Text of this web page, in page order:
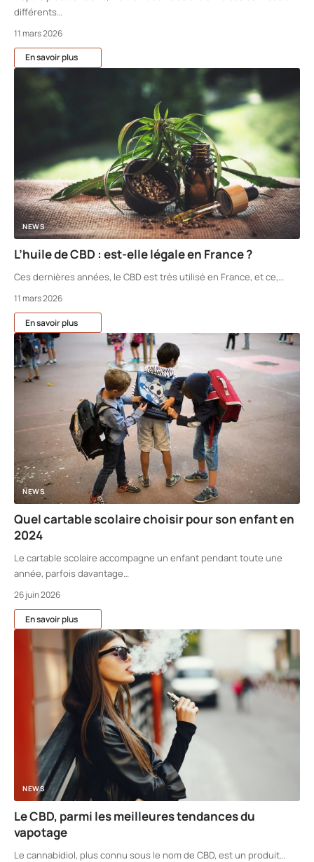
différents…
11 mars 2026
En savoir plus
NEWS
L’huile de CBD : est-elle légale en France ?
Ces dernières années, le CBD est très utilisé en France, et ce,…
11 mars 2026
En savoir plus
NEWS
Quel cartable scolaire choisir pour son enfant en
2024
Le cartable scolaire accompagne un enfant pendant toute une
année, parfois davantage…
26 juin 2026
En savoir plus
NEWS
Le CBD, parmi les meilleures tendances du
vapotage
Le cannabidiol, plus connu sous le nom de CBD, est un produit…